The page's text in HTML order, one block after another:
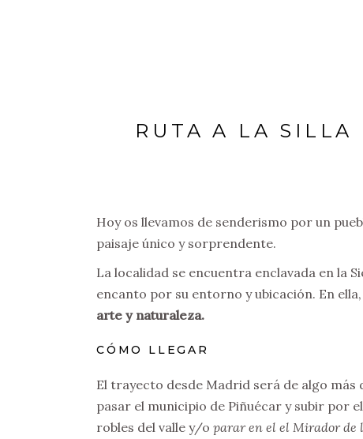
RUTA A LA SILLA
Hoy os llevamos de senderismo por un
paisaje único y sorprendente.
La localidad se encuentra enclavada en la
encanto por su entorno y ubicación. En
arte y naturaleza.
CÓMO LLEGAR
El trayecto desde Madrid será de algo más
pasar el municipio de Piñuécar y subir por
robles del valle y/o parar en el el Mirador de